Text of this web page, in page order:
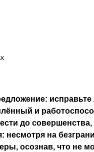
и
до
несмотря на
осознав, что не